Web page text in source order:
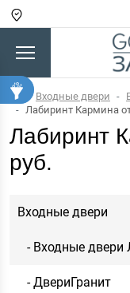
Входные двери
Лабиринт Кармина
Лабиринт
руб.
Входные двери
- Входные двери
- ДвериГранит